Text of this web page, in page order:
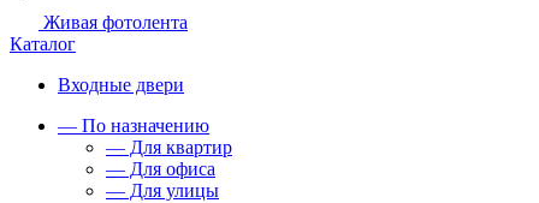
Живая фотолента
Каталог
Входные двери
— По назначению
— Для квартир
— Для офиса
— Для улицы